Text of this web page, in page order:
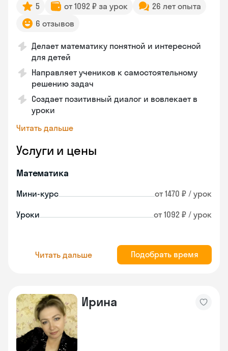
5 от 1092 ₽ за урок
26 лет опыта
6 отзывов
Делает математику понятной и интересной
для детей
Направляет учеников к самостоятельному
решению задач
Создает позитивный диалог и вовлекает в
уроки
Читать дальше
Услуги и цены
Математика
Мини-курс от 1470 ₽ / урок
Уроки от 1092 ₽ / урок
Читать дальше Подобрать время
Ирина